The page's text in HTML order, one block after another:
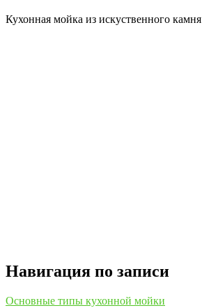
Кухонная мойка из искуственного камня
Навигация по записи
Основные типы кухонной мойки